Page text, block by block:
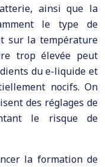
ainsi que la
le type de
sur la température
trop élevée peut
du e-liquide et
nocifs. On
des réglages de
le risque de
la formation de